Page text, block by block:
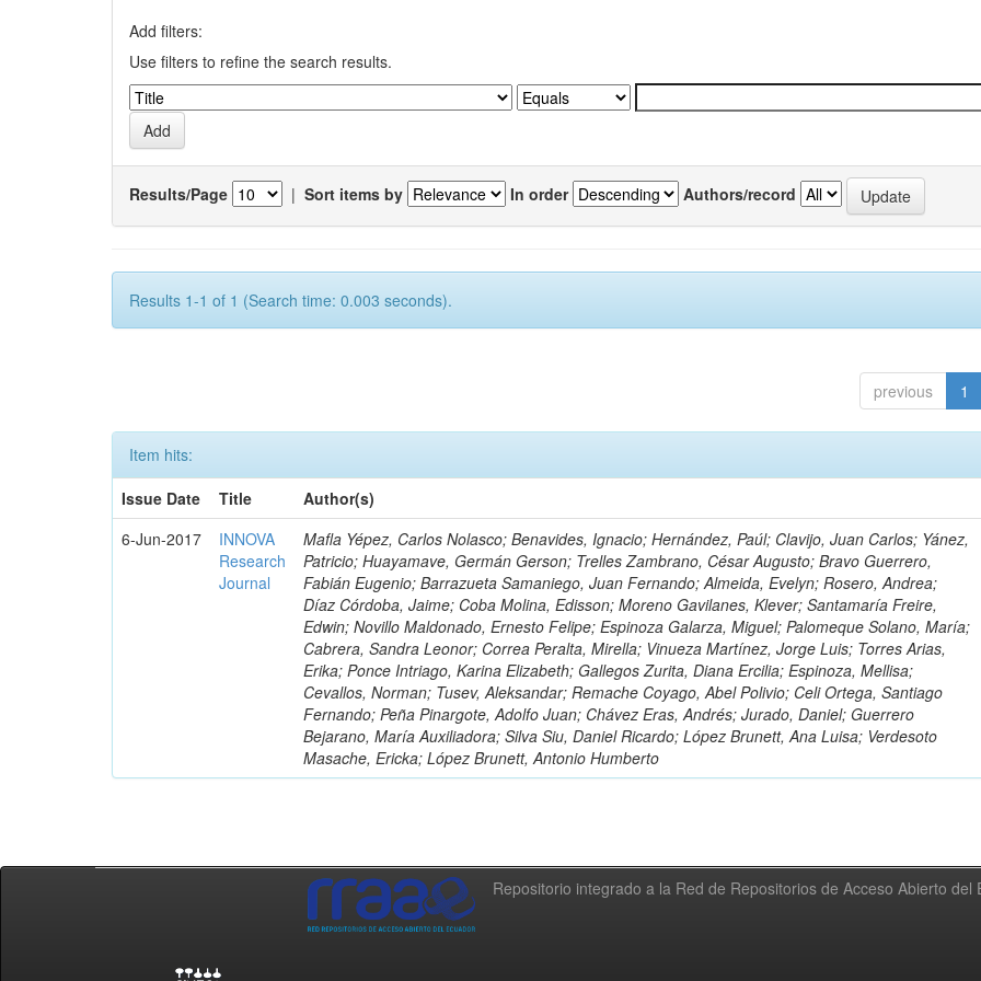
Add filters:
Use filters to refine the search results.
Results/Page | Sort items by In order Authors/record
Results 1-1 of 1 (Search time: 0.003 seconds).
previous 1
Item hits:
Issue Date
Title
Author(s)
6-Jun-2017
INNOVA
Research
Journal
Mafla Yépez, Carlos Nolasco; Benavides, Ignacio; Hernández, Paúl; Clavijo, Juan Carlos; Yánez,
Patricio; Huayamave, Germán Gerson; Trelles Zambrano, César Augusto; Bravo Guerrero,
Fabián Eugenio; Barrazueta Samaniego, Juan Fernando; Almeida, Evelyn; Rosero, Andrea;
Díaz Córdoba, Jaime; Coba Molina, Edisson; Moreno Gavilanes, Klever; Santamaría Freire,
Edwin; Novillo Maldonado, Ernesto Felipe; Espinoza Galarza, Miguel; Palomeque Solano, María;
Cabrera, Sandra Leonor; Correa Peralta, Mirella; Vinueza Martínez, Jorge Luis; Torres Arias,
Erika; Ponce Intriago, Karina Elizabeth; Gallegos Zurita, Diana Ercilia; Espinoza, Mellisa;
Cevallos, Norman; Tusev, Aleksandar; Remache Coyago, Abel Polivio; Celi Ortega, Santiago
Fernando; Peña Pinargote, Adolfo Juan; Chávez Eras, Andrés; Jurado, Daniel; Guerrero
Bejarano, María Auxiliadora; Silva Siu, Daniel Ricardo; López Brunett, Ana Luisa; Verdesoto
Masache, Ericka; López Brunett, Antonio Humberto
Repositorio integrado a la Red de Repositorios de Acceso Abierto del